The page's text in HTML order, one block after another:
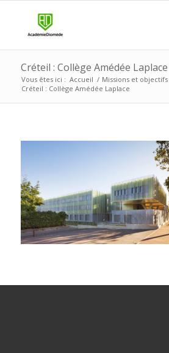
Créteil : Collège Amédée Laplace
Vous êtes ici : Accueil / Missions et objectifs
Créteil : Collège Amédée Laplace